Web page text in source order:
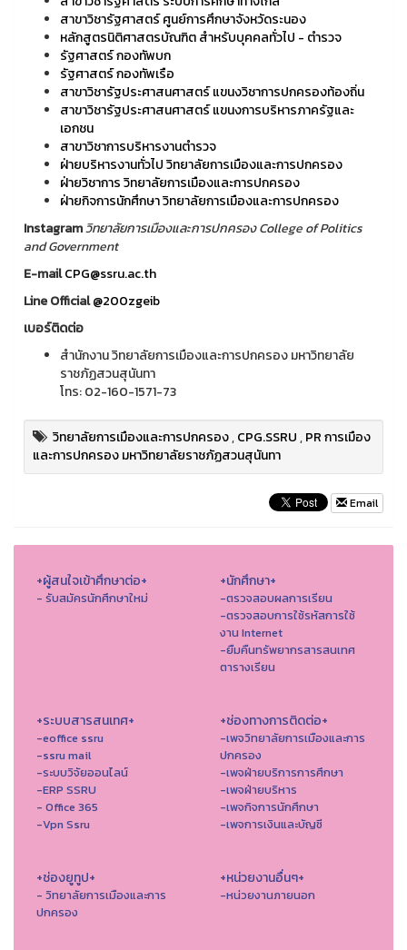
สาขาวิชารัฐศาสตร์ ศูนย์การศึกษาจังหวัดระนอง
หลักสูตรนิติศาสตรบัณฑิต สำหรับบุคคลทั่วไป - ตำรวจ
รัฐศาสตร์ กองทัพบก
รัฐศาสตร์ กองทัพเรือ
สาขาวิชารัฐประศาสนศาสตร์ แขนงวิชาการปกครองท้องถิ่น
สาขาวิชารัฐประศาสนศาสตร์ แขนงการบริหารภาครัฐและ
เอกชน
สาขาวิชาการบริหารงานตำรวจ
ฝ่ายบริหารงานทั่วไป วิทยาลัยการเมืองและการปกครอง
ฝ่ายวิชาการ วิทยาลัยการเมืองและการปกครอง
ฝ่ายกิจการนักศึกษา วิทยาลัยการเมืองและการปกครอง
Instagramวิทยาลัยการเมืองและการปกครอง College of Politics
and Government
E-mailCPG@ssru.ac.th
Line Official@200zgeib
เบอร์ติดต่อ
สำนักงาน วิทยาลัยการเมืองและการปกครอง มหาวิทยาลัย
ราชภัฏสวนสุนันทา
โทร: 02-160-1571-73
วิทยาลัยการเมืองและการปกครอง,CPG.SSRU,PR การเมือง
และการปกครอง มหาวิทยาลัยราชภัฏสวนสุนันทา
Email
+ผู้สนใจเข้าศึกษาต่อ+
- รับสมัครนักศึกษาใหม่
+นักศึกษา+
-ตรวจสอบผลการเรียน
-ตรวจสอบการใช้รหัสการใช้
งาน Internet
-ยืมคืนทรัพยากรสารสนเทศ
ตารางเรียน
+ระบบสารสนเทศ+
-eoffice ssru
-ssru mail
-ระบบวิจัยออนไลน์
-ERP SSRU
- Office 365
-Vpn Ssru
+ช่องทางการติดต่อ+
-เพจวิทยาลัยการเมืองและการ
ปกครอง
-เพจฝ่ายบริการการศึกษา
-เพจฝ่ายบริหาร
-เพจกิจการนักศึกษา
-เพจการเงินและบัญชี
+ช่องยูทูป+
- วิทยาลัยการเมืองและการ
ปกครอง
+หน่วยงานอื่นๆ+
-หน่วยงานภายนอก